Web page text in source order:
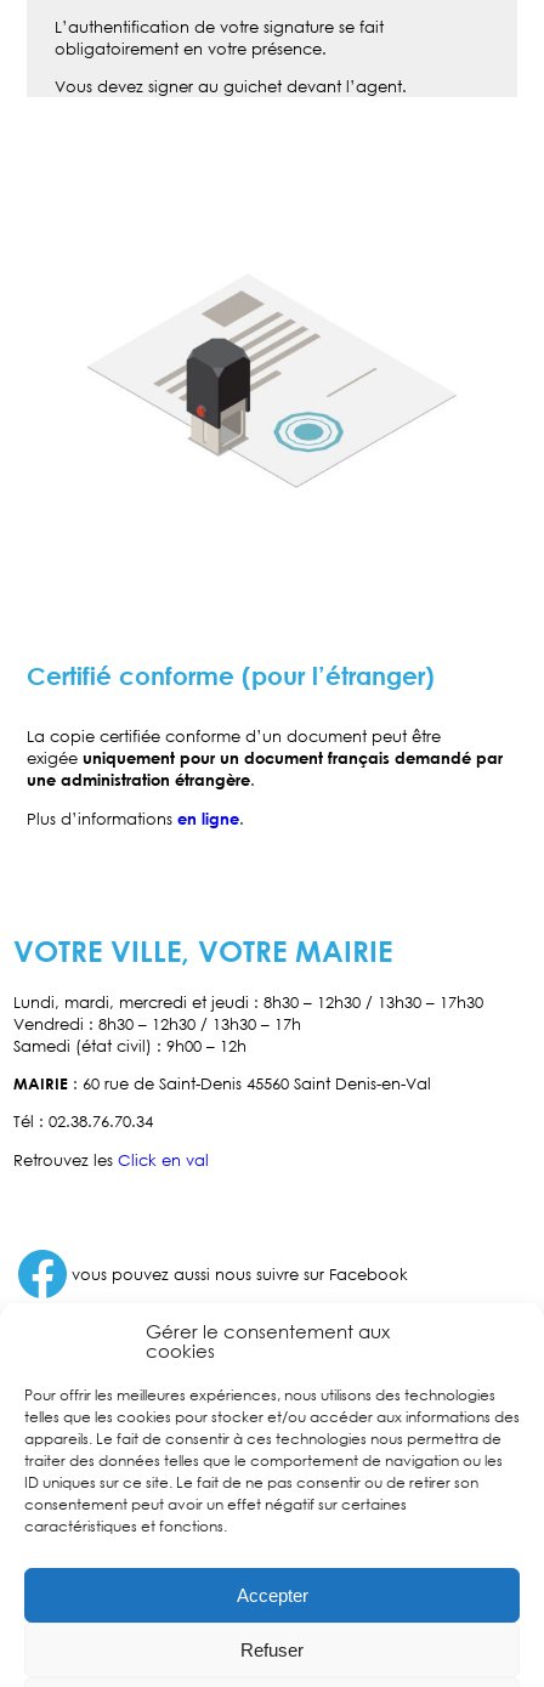
Gérer le consentement aux
cookies
Pour offrir les meilleures expériences, nous utilisons des technologies
telles que les cookies pour stocker et/ou accéder aux informations des
appareils. Le fait de consentir à ces technologies nous permettra de
traiter des données telles que le comportement de navigation ou les
ID uniques sur ce site. Le fait de ne pas consentir ou de retirer son
consentement peut avoir un effet négatif sur certaines
caractéristiques et fonctions.
Accepter
Refuser
L’authentification de votre signature se fait
obligatoirement en votre présence.
Vous devez signer au guichet devant l’agent.
Certifié conforme (pour l’étranger)
La copie certifiée conforme d’un document peut être
exigéeuniquement pour un document français demandé par
une administration étrangère.
Plus d’informationsen ligne.
VOTRE VILLE, VOTRE MAIRIE
Lundi, mardi, mercredi et jeudi : 8h30 – 12h30 / 13h30 – 17h30
Vendredi : 8h30 – 12h30 / 13h30 – 17h
Samedi (état civil) : 9h00 – 12h
MAIRIE : 60 rue de Saint-Denis 45560 Saint Denis-en-Val
Tél : 02.38.76.70.34
Retrouvez les Click en val
Facebook vous pouvez aussi nous suivre sur Facebook